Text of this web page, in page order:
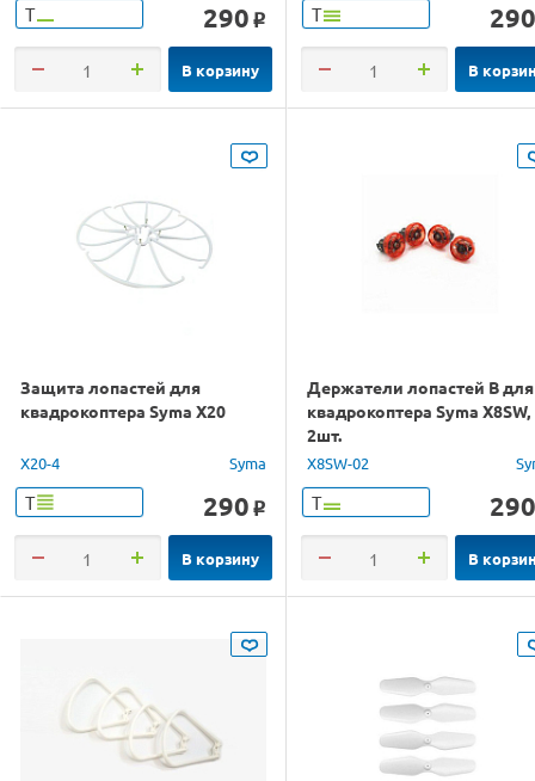
Т 290 o
В корзину
Т 290
В
Защита лопастей для
квадрокоптера Syma X20
X20-4 Syma
Т 290 o
В корзину
Держатели лопастей B для
квадрокоптера Syma X8SW,
2шт.
X8SW-02
Т 290
В